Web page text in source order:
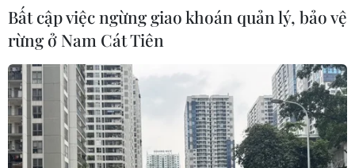
Bất cập việc ngừng giao khoán quản lý, bảo vệ
rừng ở Nam Cát Tiên